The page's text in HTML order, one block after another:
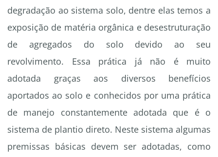
degradação ao sistema solo, dentre elas temos a
exposição de matéria orgânica e desestruturação
de agregados do solo devido ao seu
revolvimento. Essa prática já não é muito
adotada graças aos diversos benefícios
aportados ao solo e conhecidos por uma prática
de manejo constantemente adotada que é o
sistema de plantio direto. Neste sistema algumas
premissas básicas devem ser adotadas, como